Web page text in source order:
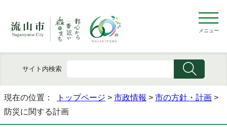
メニュー
サイト内検索
現在の位置： トップページ > 市政情報 > 市の方針・計画 >
防災に関する計画